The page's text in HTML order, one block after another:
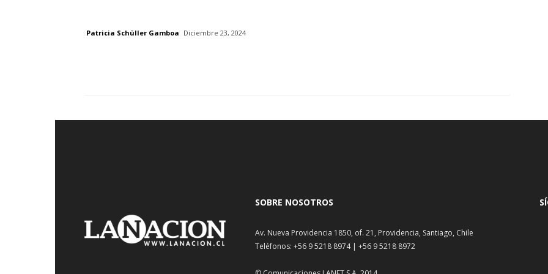
Patricia Schüller Gamboa Diciembre 23, 2024
SOBRE NOSOTROS
Av. Nueva Providencia 1850, of. 21, Providencia, Santiago, Chile
Teléfonos: +56 9 5218 8974 | +56 9 5218 8972